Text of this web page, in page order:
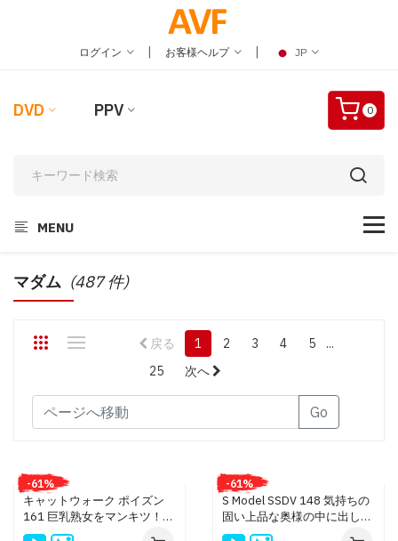
ログイン | お客様ヘルプ | JP
DVD PPV 0
MENU
マダム (487 件)
戻る 1 2 3 4 5
...
25
次へ
Go
-61%
キャットウォーク ポイズン
161 巨乳熟女をマンキツ！！
: 原美里
-61%
S Model SSDV 148 気持ちの
固い上品な奥様の中に出して
ヤリました！ : 南原みさき